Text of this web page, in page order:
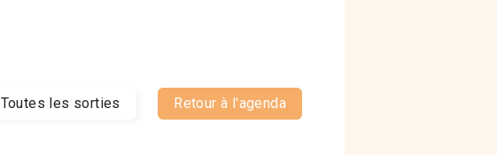
Toutes les sorties Retour à l'agenda